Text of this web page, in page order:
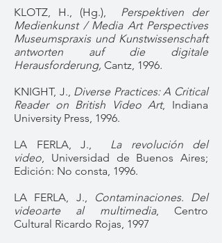
KLOTZ, H., (Hg.), Perspektiven der
Medienkunst / Media Art Perspectives
Museumspraxis und Kunstwissenschaft
antworten auf die digitale
Herausforderung, Cantz, 1996.
KNIGHT, J., Diverse Practices: A Critical
Reader on British Video Art, Indiana
University Press, 1996.
LA FERLA, J., La revolución del
video, Universidad de Buenos Aires;
Edición: No consta, 1996.
LA FERLA, J.,
Contaminaciones. Del
videoarte al multimedia, Centro
Cultural Ricardo Rojas, 1997